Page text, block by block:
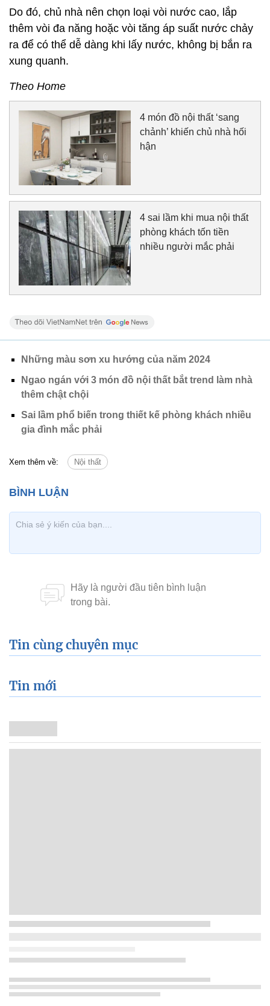
Do đó, chủ nhà nên chọn loại vòi nước cao, lắp
thêm vòi đa năng hoặc vòi tăng áp suất nước chảy
ra để có thể dễ dàng khi lấy nước, không bị bắn ra
xung quanh.
Theo Home
4 món đồ nội thất ‘sang
chảnh’ khiến chủ nhà hối
hận
4 sai lầm khi mua nội thất
phòng khách tốn tiền
nhiều người mắc phải
Những màu sơn xu hướng của năm 2024
Ngao ngán với 3 món đồ nội thất bắt trend làm nhà
thêm chật chội
Sai lầm phổ biến trong thiết kế phòng khách nhiều
gia đình mắc phải
Xem thêm về: Nội thất
Tin cùng chuyên mục
Tin mới